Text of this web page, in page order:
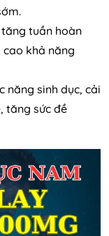
tuần hoàn
cao khả năng
năng sinh dục, cải
tăng sức đề